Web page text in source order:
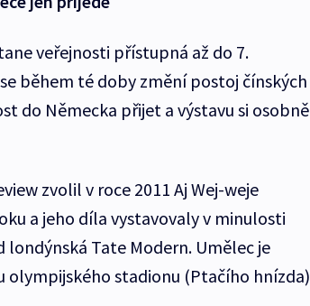
veřejnosti přístupná až do 7.
během té doby změní postoj čínských
do Německa přijet a výstavu si osobně
zvolil v roce 2011 Aj Wej-weje
a jeho díla vystavovaly v minulosti
Tate Modern. Umělec je
olympijského stadionu (Ptačího hnízda)